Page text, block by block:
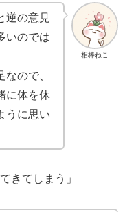
相棒ねこ
逆の意見
いのでは
ので、
に体を休
うに思い
きてしまう」